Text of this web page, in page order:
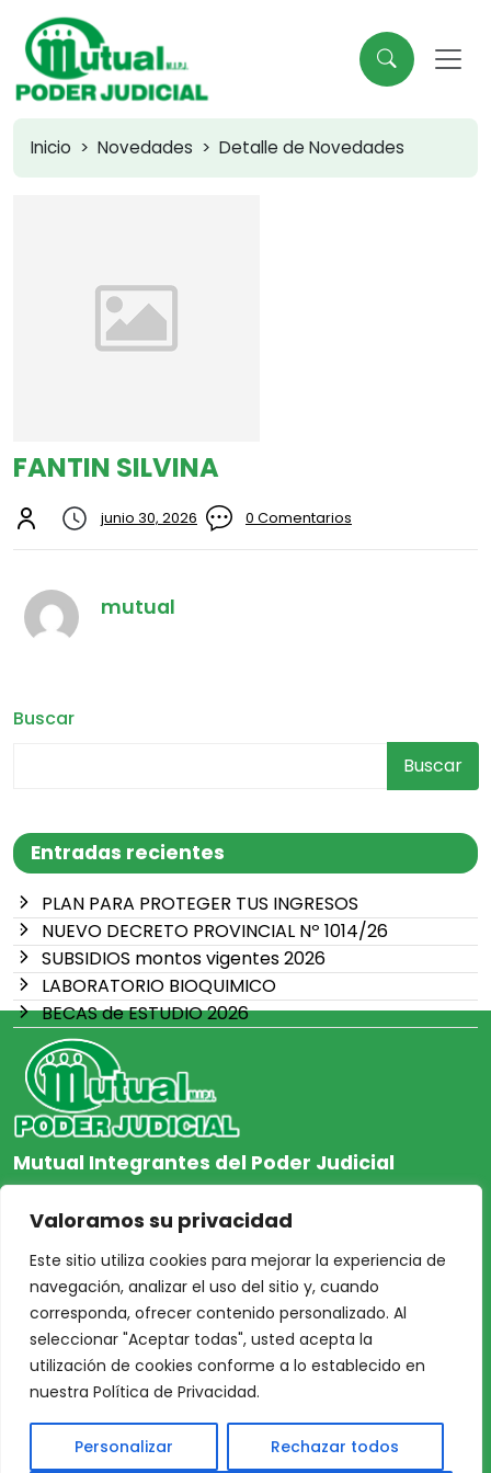
Valoramos su privacidad
Este sitio utiliza cookies para mejorar la experiencia de
navegación, analizar el uso del sitio y, cuando
corresponda, ofrecer contenido personalizado. Al
seleccionar "Aceptar todas", usted acepta la
utilización de cookies conforme a lo establecido en
nuestra Política de Privacidad.
Personalizar Rechazar todos
Buscar
Buscar
Entradas recientes
PLAN PARA PROTEGER TUS INGRESOS
NUEVO DECRETO PROVINCIAL Nº 1014/26
SUBSIDIOS montos vigentes 2026
LABORATORIO BIOQUIMICO
BECAS de ESTUDIO 2026
Inicio Novedades Detalle de Novedades
FANTIN SILVINA
junio 30, 2026 0 Comentarios
mutual
Mutual Integrantes del Poder Judicial
afiliacion@mjpj.org.ar
+54 9 342 467-4510
NOSOTROS
Inicio
Acceso Asociados
Nosotros
CENTRO DE AYUDA
Protección de Datos
Personales